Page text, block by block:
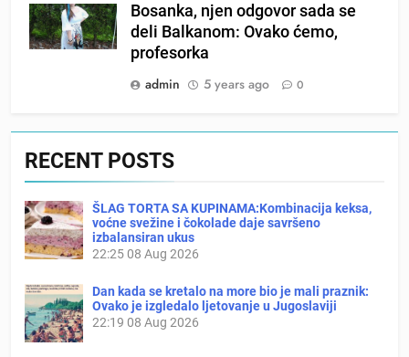
Bosanka, njen odgovor sada se
deli Balkanom: Ovako ćemo,
profesorka
admin
5 years ago 0
RECENT POSTS
ŠLAG TORTA SA KUPINAMA:Kombinacija keksa,
voćne svežine i čokolade daje savršeno
izbalansiran ukus
22:2508 Aug 2026
Dan kada se kretalo na more bio je mali praznik:
Ovako je izgledalo ljetovanje u Jugoslaviji
22:19 08 Aug 2026